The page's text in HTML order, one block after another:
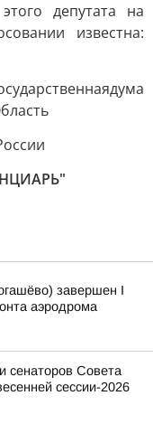
депутата на
известна:
завершен I
аэродрома
сенаторов Совета
сессии-2026